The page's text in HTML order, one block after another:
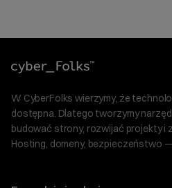
W CyberFolks wierzymy, że
dostępna. Dlatego tworzymy
budować strony, rozwijać projekty i
Hosting, domeny, bezpieczeństwo